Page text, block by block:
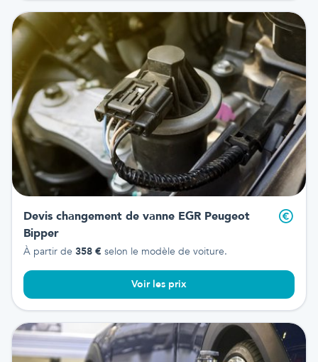
Devis changement de vanne EGR Peugeot
Bipper
À partir de 358 € selon le modèle de voiture.
Voir les prix